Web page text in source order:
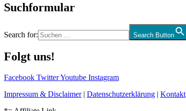
Suchformular
Search for: Search Button
Folgt uns!
Facebook TwitterYoutube Instagram
Impressum & Disclaimer| Datenschutzerklärung | Kontakt